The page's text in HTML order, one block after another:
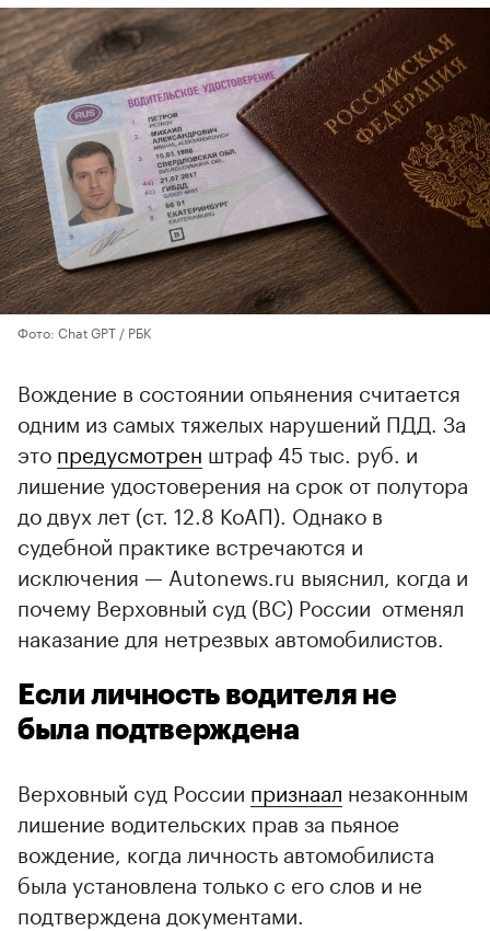
Фото: Chat GPT / РБК
Вождение в состоянии опьянения считается
одним из самых тяжелых нарушений ПДД. За
это предусмотрен штраф 45 тыс. руб. и
лишение удостоверения на срок от полутора
до двух лет (ст. 12.8 КоАП). Однако в
судебной практике встречаются и
исключения — Autonews.ru выяснил, когда и
почему Верховный суд (ВС) России отменял
наказание для нетрезвых автомобилистов.
Если личность водителя не
была подтверждена
Верховный суд России признаал незаконным
лишение водительских прав за пьяное
вождение, когда личность автомобилиста
была установлена только с его слов и не
подтверждена документами.